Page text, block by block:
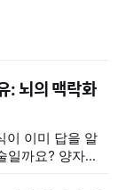
: 뇌의 맥락화
이 이미 답을 알
일까요? 양자역